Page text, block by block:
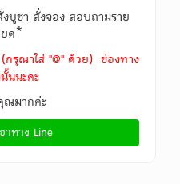
บูชา สั่งจอง สอบถามราย
ยด*
กรุณาใส่ "@" ด้วย) ช่องทาง
นนะคะ
ณมากค่ะ
าทาง Line